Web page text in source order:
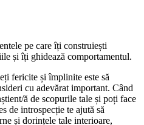
pe care îți construiești
și îți ghidează comportamentul.
fericite și împlinite este să
cu adevărat important. Când
ă de scopurile tale și poți face
de introspecție te ajută să
și dorințele tale interioare,